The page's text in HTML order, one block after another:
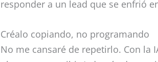
responder a un lead que se enfrió
Créalo copiando, no programando
No me cansaré de repetirlo. Con la